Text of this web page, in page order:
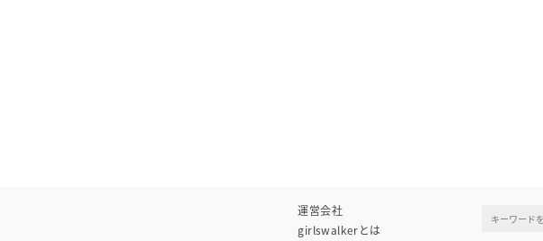
運営会社
girlswalkerとは